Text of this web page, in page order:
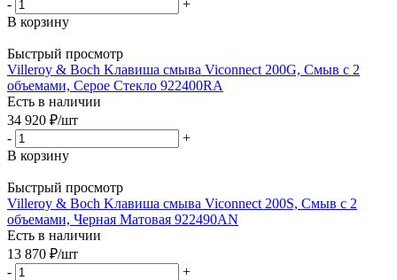
-
+
В корзину
Быстрый просмотр
Villeroy & Boch Kлавиша смыва Viconnect 200G, Смыв с 2
объемами, Серое Стекло 922400RA
Есть в наличии
34 920 ₽/шт
-
+
В корзину
Быстрый просмотр
Villeroy & Boch Kлавиша смыва Viconnect 200S, Смыв с 2
объемами, Черная Матовая 922490AN
Есть в наличии
13 870 ₽/шт
-
+